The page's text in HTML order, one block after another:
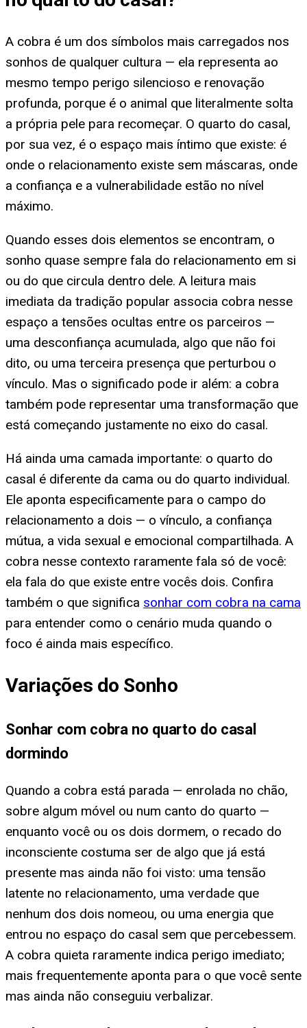
A cobra é um dos símbolos mais carregados nos
sonhos de qualquer cultura — ela representa ao
mesmo tempo perigo silencioso e renovação
profunda, porque é o animal que literalmente solta
a própria pele para recomeçar. O quarto do casal,
por sua vez, é o espaço mais íntimo que existe: é
onde o relacionamento existe sem máscaras, onde
a confiança e a vulnerabilidade estão no nível
máximo.
Quando esses dois elementos se encontram, o
sonho quase sempre fala do relacionamento em si
ou do que circula dentro dele. A leitura mais
imediata da tradição popular associa cobra nesse
espaço a tensões ocultas entre os parceiros —
uma desconfiança acumulada, algo que não foi
dito, ou uma terceira presença que perturbou o
vínculo. Mas o significado pode ir além: a cobra
também pode representar uma transformação que
está começando justamente no eixo do casal.
Há ainda uma camada importante: o quarto do
casal é diferente da cama ou do quarto individual.
Ele aponta especificamente para o campo do
relacionamento a dois — o vínculo, a confiança
mútua, a vida sexual e emocional compartilhada. A
cobra nesse contexto raramente fala só de você:
ela fala do que existe entre vocês dois. Confira
também o que significa sonhar com cobra na cama
para entender como o cenário muda quando o
foco é ainda mais específico.
Variações do Sonho
Sonhar com cobra no quarto do casal
dormindo
Quando a cobra está parada — enrolada no chão,
sobre algum móvel ou num canto do quarto —
enquanto você ou os dois dormem, o recado do
inconsciente costuma ser de algo que já está
presente mas ainda não foi visto: uma tensão
latente no relacionamento, uma verdade que
nenhum dos dois nomeou, ou uma energia que
entrou no espaço do casal sem que percebessem.
A cobra quieta raramente indica perigo imediato;
mais frequentemente aponta para o que você sente
mas ainda não conseguiu verbalizar.